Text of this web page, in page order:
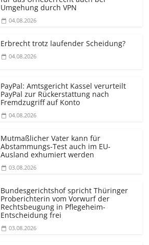
Umgehung durch VPN
04.08.2026
Erbrecht trotz laufender Scheidung?
04.08.2026
PayPal: Amtsgericht Kassel verurteilt
PayPal zur Rückerstattung nach
Fremdzugriff auf Konto
04.08.2026
Mutmaßlicher Vater kann für
Abstammungs-Test auch im EU-
Ausland exhumiert werden
03.08.2026
Bundesgerichtshof spricht Thüringer
Proberichterin vom Vorwurf der
Rechtsbeugung in Pflegeheim-
Entscheidung frei
03.08.2026